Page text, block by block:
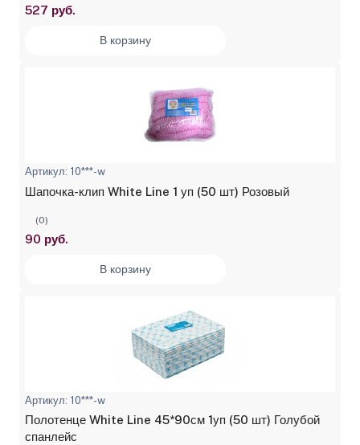
527 руб.
В корзину
Артикул: 10***-w
Шапочка-клип White Line 1 уп (50 шт) Розовый
(0)
90 руб.
В корзину
Артикул: 10***-w
Полотенце White Line 45*90см 1уп (50 шт) Голубой
спанлейс